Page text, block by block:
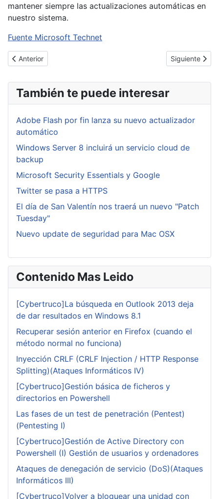
mantener siempre las actualizaciones automáticas en
nuestro sistema.
Fuente Microsoft Technet
Artículo anterior: El fin del soporte y el grave problema que
Anterior Artículo
Siguiente
También te puede interesar
Adobe Flash por fin lanza su nuevo actualizador
automático
Windows Server 8 incluirá un servicio cloud de
backup
Microsoft Security Essentials y Google
Twitter se pasa a HTTPS
El día de San Valentín nos traerá un nuevo "Patch
Tuesday"
Nuevo update de seguridad para Mac OSX
Contenido Mas Leido
[Cybertruco]La búsqueda en Outlook 2013 deja
de dar resultados en Windows 8.1
Recuperar sesión anterior en Firefox (cuando el
método normal no funciona)
Inyección CRLF (CRLF Injection / HTTP Response
Splitting)(Ataques Informáticos IV)
[Cybertruco]Gestión básica de ficheros y
directorios en Powershell
Las fases de un test de penetración (Pentest)
(Pentesting I)
[Cybertruco]Gestión de Active Directory con
Powershell (I) Gestión de usuarios y ordenadores
Ataques de denegación de servicio (DoS)(Ataques
Informáticos III)
[Cybertruco]Volver a bloquear una unidad con